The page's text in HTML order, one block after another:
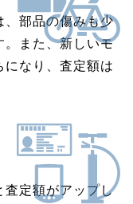
、部品の傷みも少
。また、新しいモ
になり、査定額は
査定額がアップし